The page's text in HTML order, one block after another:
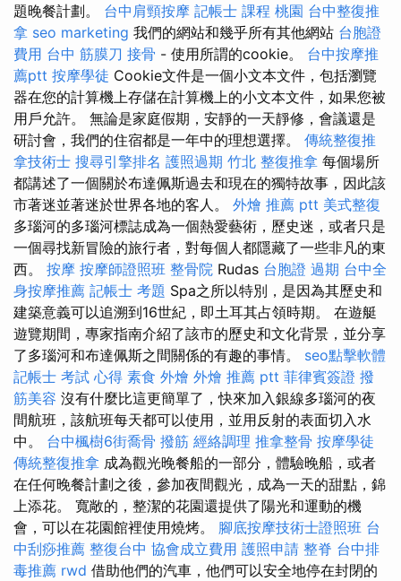
題晚餐計劃。 台中肩頸按摩 記帳士 課程 桃園 台中整復推
拿 seo marketing 我們的網站和幾乎所有其他網站 台胞證
費用 台中 筋膜刀 接骨 - 使用所謂的cookie。 台中按摩推
薦ptt 按摩學徒 Cookie文件是一個小文本文件，包括瀏覽
器在您的計算機上存儲在計算機上的小文本文件，如果您被
用戶允許。 無論是家庭假期，安靜的一天靜修，會議還是
研討會，我們的住宿都是一年中的理想選擇。 傳統整復推
拿技術士 搜尋引擎排名 護照過期 竹北 整復推拿 每個場所
都講述了一個關於布達佩斯過去和現在的獨特故事，因此該
市著迷並著迷於世界各地的客人。 外燴 推薦 ptt 美式整復
多瑙河的多瑙河標誌成為一個熱愛藝術，歷史迷，或者只是
一個尋找新冒險的旅行者，對每個人都隱藏了一些非凡的東
西。 按摩 按摩師證照班 整骨院 Rudas 台胞證 過期 台中全
身按摩推薦 記帳士 考題 Spa之所以特別，是因為其歷史和
建築意義可以追溯到16世紀，即土耳其占領時期。 在遊艇
遊覽期間，專家指南介紹了該市的歷史和文化背景，並分享
了多瑙河和布達佩斯之間關係的有趣的事情。 seo點擊軟體
記帳士 考試 心得 素食 外燴 外燴 推薦 ptt 菲律賓簽證 撥
筋美容 沒有什麼比這更簡單了，快來加入銀線多瑙河的夜
間航班，該航班每天都可以使用，並用反射的表面切入水
中。 台中楓樹6街喬骨 撥筋 經絡調理 推拿整骨 按摩學徒
傳統整復推拿 成為觀光晚餐船的一部分，體驗晚船，或者
在任何晚餐計劃之後，參加夜間觀光，成為一天的甜點，錦
上添花。 寬敞的，整潔的花園還提供了陽光和運動的機
會，可以在花園館裡使用燒烤。 腳底按摩技術士證照班 台
中刮痧推薦 整復台中 協會成立費用 護照申請 整脊 台中排
毒推薦 rwd 借助他們的汽車，他們可以安全地停在封閉的